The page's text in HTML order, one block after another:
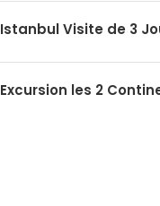
Istanbul Visite de 3
Excursion les 2